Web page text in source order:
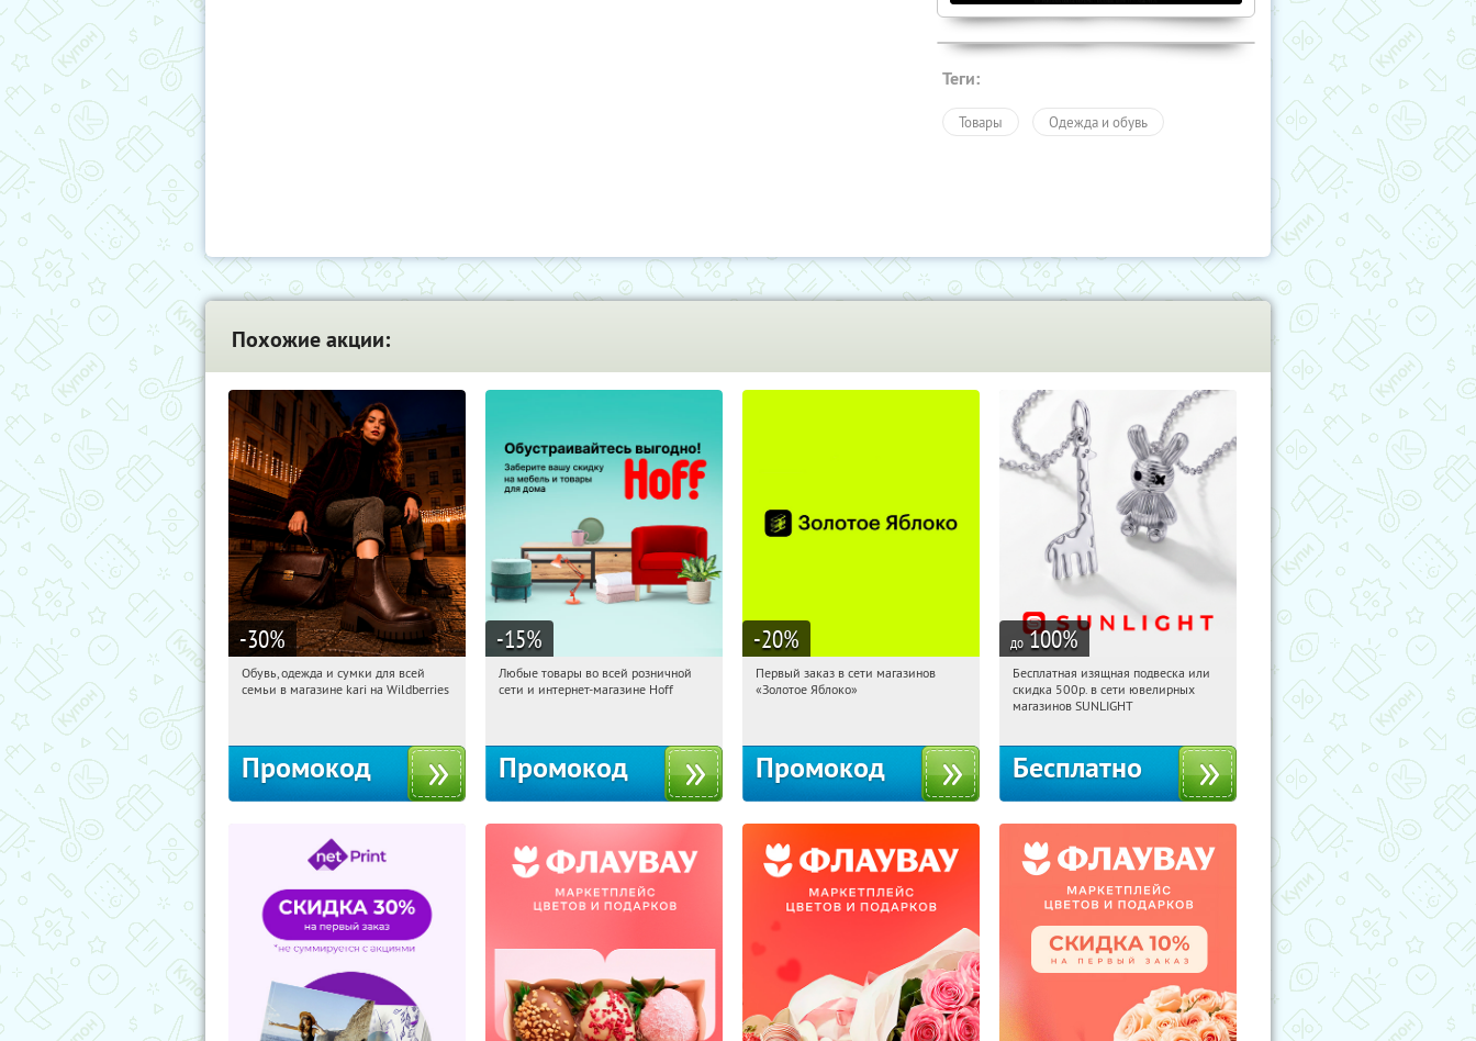
Теги:
Товары Одежда и обувь
Похожие акции:
-30%
11:07:51 Получили:
Обувь, одежда и сумки для всей
семьи в магазине kari на Wildberries
Промокод
-15%
11:07:51 Получили:
Любые товары во всей розничной
сети и интернет-магазине Hoff
Промокод
-20%
11:07:51
Получи первым!
Первый заказ в сети магазинов
«Золотое Яблоко»
Промокод
до 100%
11:07:51 Получили:
Россия
Бесплатная изящная подвеска или
скидка 500р. в сети ювелирных
магазинов SUNLIGHT
Бесплатно